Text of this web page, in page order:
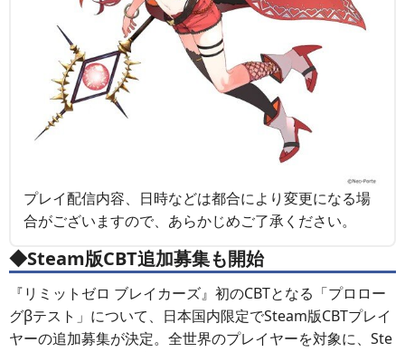
プレイ配信内容、日時などは都合により変更になる場
合がございますので、あらかじめご了承ください。
◆Steam版CBT追加募集も開始
『リミットゼロ ブレイカーズ』初のCBTとなる「プロロー
グβテスト」について、日本国内限定でSteam版CBTプレイ
ヤーの追加募集が決定。全世界のプレイヤーを対象に、Ste